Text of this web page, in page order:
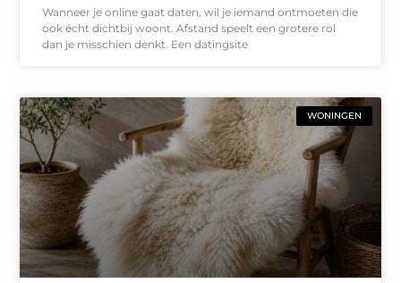
Wanneer je online gaat daten, wil je iemand ontmoeten die
ook écht dichtbij woont. Afstand speelt een grotere rol
dan je misschien denkt. Een datingsite
WONINGEN